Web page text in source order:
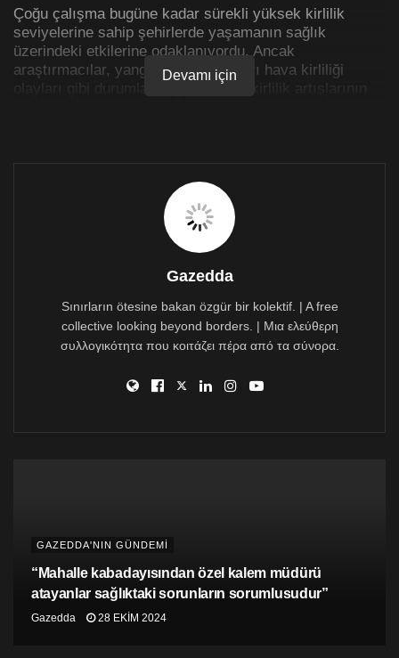
Çoğu çalışma bugüne kadar sürekli yüksek kirlilik
seviyelerine sahip şehirlerde yaşamanın sağlık
üzerindeki etkilerine odaklanıyordu. Ancak
araştırmacılar, yangınlar, toz ve aşırı hava kirliliği
olayları gibi durumlarda görülen ani kirlilik artışlarının
ve 2019 yılına kadar olan verileri inceleyen kapsamlı bir
çalışmayla gerçekleştirildi. Sonuçlar, hava kirliliğinin
‘da olmak üzere, dünya genelinde
önemli bir ölüm nedeni olduğunu ortaya koydu. Bu
bölgede, hava kirliliğine bağlı ölümler küresel
ortalamadan yüzde 50 daha fazla.
Devamı için
Gazedda
Sınırların ötesine bakan özgür bir kolektif. | A free
collective looking beyond borders. | Μια ελεύθερη
συλλογικότητα που κοιτάζει πέρα από τα σύνορα.
GAZEDDA'NIN GÜNDEMİ
“Mahalle kabadayısından özel kalem müdürü
atayanlar sağlıktaki sorunların sorumlusudur”
Gazedda 28 EKIM 2024